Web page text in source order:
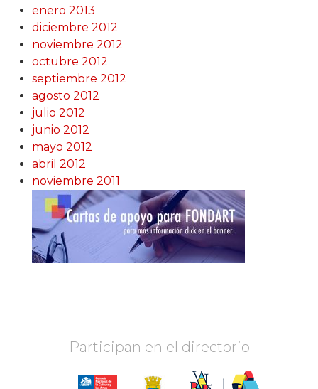
enero 2013
diciembre 2012
noviembre 2012
octubre 2012
septiembre 2012
agosto 2012
julio 2012
junio 2012
mayo 2012
abril 2012
noviembre 2011
Participan en el directorio